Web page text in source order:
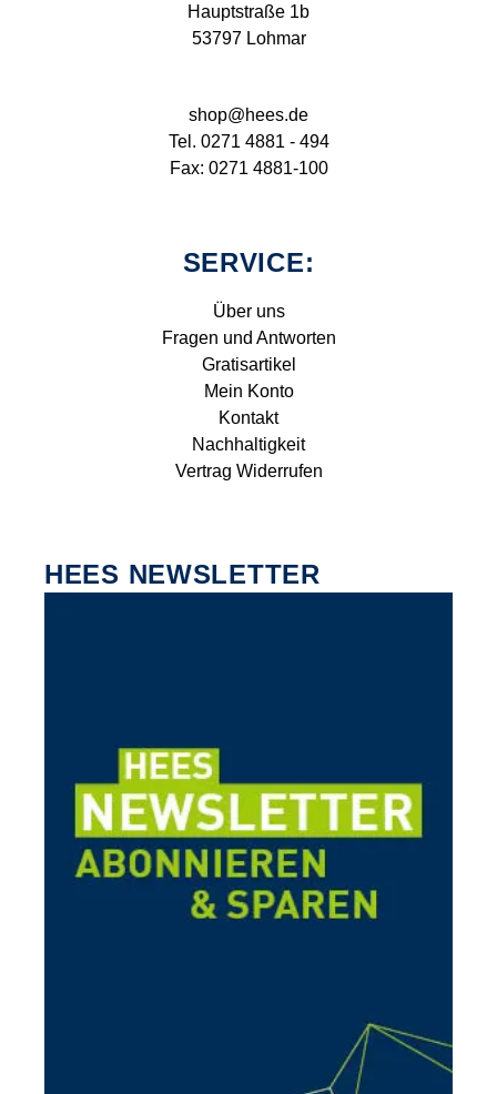
Hauptstraße 1b
53797 Lohmar
shop@hees.de
Tel. 0271 4881 - 494
Fax: 0271 4881-100
SERVICE:
Über uns
Fragen und Antworten
Gratisartikel
Mein Konto
Kontakt
Nachhaltigkeit
Vertrag Widerrufen
HEES NEWSLETTER